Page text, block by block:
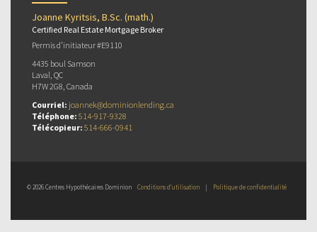
Joanne Kyritsis, B.Sc. (math.)
Certified Real Estate Mortgage Broker
Permis d’initiateur #E9110
4435 boul Samson
Laval, QC
H7W 2G8, Canada
Courriel: joannek@dominionlending.ca
Téléphone: 514-917-9328
Télécopieur: 514-666-0941
© 2026 Centres Hypothécaires Dominion Conditions d’utilisation | Politique de confidentialité